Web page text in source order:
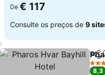
De € 117
Consulte os preços de 9
4
8,3